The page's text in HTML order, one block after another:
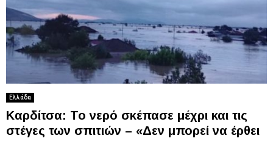
Ελλάδα
Καρδίτσα: Το νερό σκέπασε μέχρι και τις
στέγες των σπιτιών – «Δεν μπορεί να έρθει